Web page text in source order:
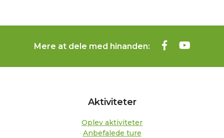
Mere at dele med hinanden:
Aktiviteter
Oplev aktiviteter
Anbefalede ture